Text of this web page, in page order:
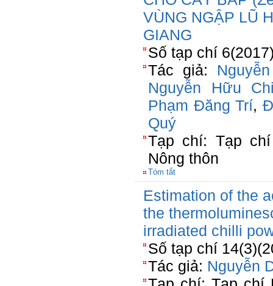
VÙNG NGẬP LŨ
GIANG
Số tạp chí
Tác giả:
Nguyễn Hữu
Phạm Đăng Trí,
Quý
Tạp chí: Tạp
Nông thôn
Tóm tắt
Estimation of the
the
irradiated chilli
Số tạp chí
Tác giả: Nguyễn